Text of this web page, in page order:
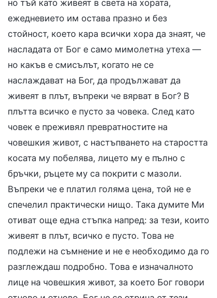
но тъй като живеят в света на хората,
ежедневието им остава празно и без
стойност, което кара всички хора да знаят, че
насладата от Бог е само мимолетна утеха —
но какъв е смисълът, когато не се
наслаждават на Бог, да продължават да
живеят в плът, въпреки че вярват в Бог? В
плътта всичко е пусто за човека. След като
човек е преживял превратностите на
човешкия живот, с настъпването на старостта
косата му побелява, лицето му е пълно с
бръчки, ръцете му са покрити с мазоли.
Въпреки че е платил голяма цена, той не е
спечелил практически нищо. Така думите Ми
отиват още една стъпка напред: за тези, които
живеят в плът, всичко е пусто. Това не
подлежи на съмнение и не е необходимо да го
разглеждаш подробно. Това е изначалното
лице на човешкия живот, за което Бог говори